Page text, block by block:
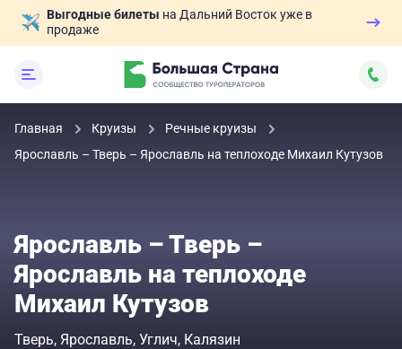
Выгодные билеты на Дальний Восток уже в
продаже
Главная Круизы
Речные круизы
Ярославль – Тверь – Ярославль на теплоходе Михаил Кутузов
Ярославль – Тверь –
Ярославль на теплоходе
Михаил Кутузов
Тверь Ярославль Углич Калязин